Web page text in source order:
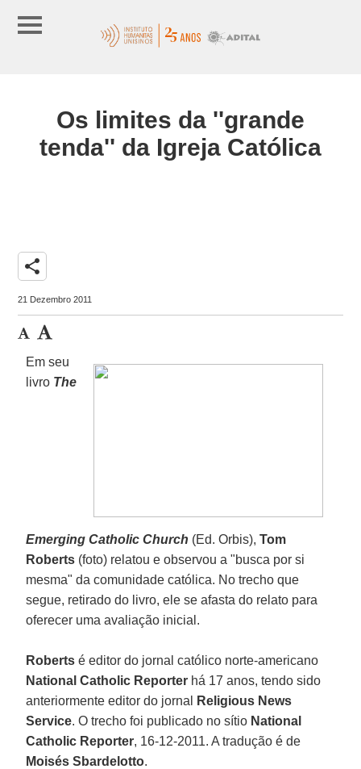
Os limites da ''grande
tenda'' da Igreja Católica
share
21 Dezembro 2011
Em seu
livro The
Emerging Catholic Church (Ed. Orbis),Tom
Roberts (foto) relatou e observou a "busca por si
mesma" da comunidade católica. No trecho que
segue, retirado do livro, ele se afasta do relato para
oferecer uma avaliação inicial.
Robertsé editor do jornal católico norte-americano
National Catholic Reporter há 17 anos, tendo sido
anteriormente editor do jornal
Religious News
Service. O trecho foi publicado no sítio National
Catholic Reporter, 16-12-2011. A tradução é de
Moisés Sbardelotto.